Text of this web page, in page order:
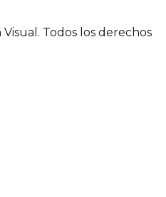
Todos los derechos